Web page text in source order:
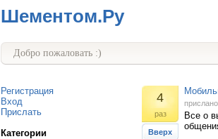
Шементом.Ру
Добро пожаловать :)
Регистрация
Вход
Прислать
Категории
4
раз
Вверх
Все о